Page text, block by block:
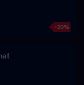
-20%